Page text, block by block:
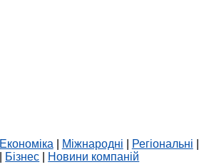
Економіка Міжнародні Регіональні
Бізнес Новини компаній